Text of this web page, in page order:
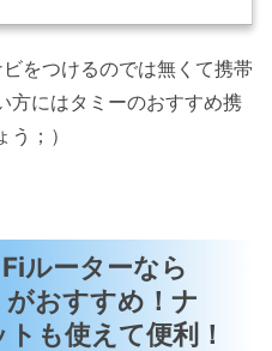
をつけるのでは無くて携帯
方にはタミーのおすすめ携
；）
ルーターなら
がおすすめ！ナ
も使えて便利！